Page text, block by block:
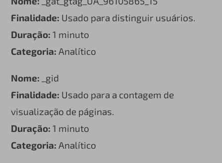
Finalidade: Usado para distinguir usuários.
Duração: 1 minuto
Categoria: Analítico
Nome: _gid
Finalidade: Usado para a contagem de
visualização de páginas.
Duração: 1 minuto
Categoria: Analítico